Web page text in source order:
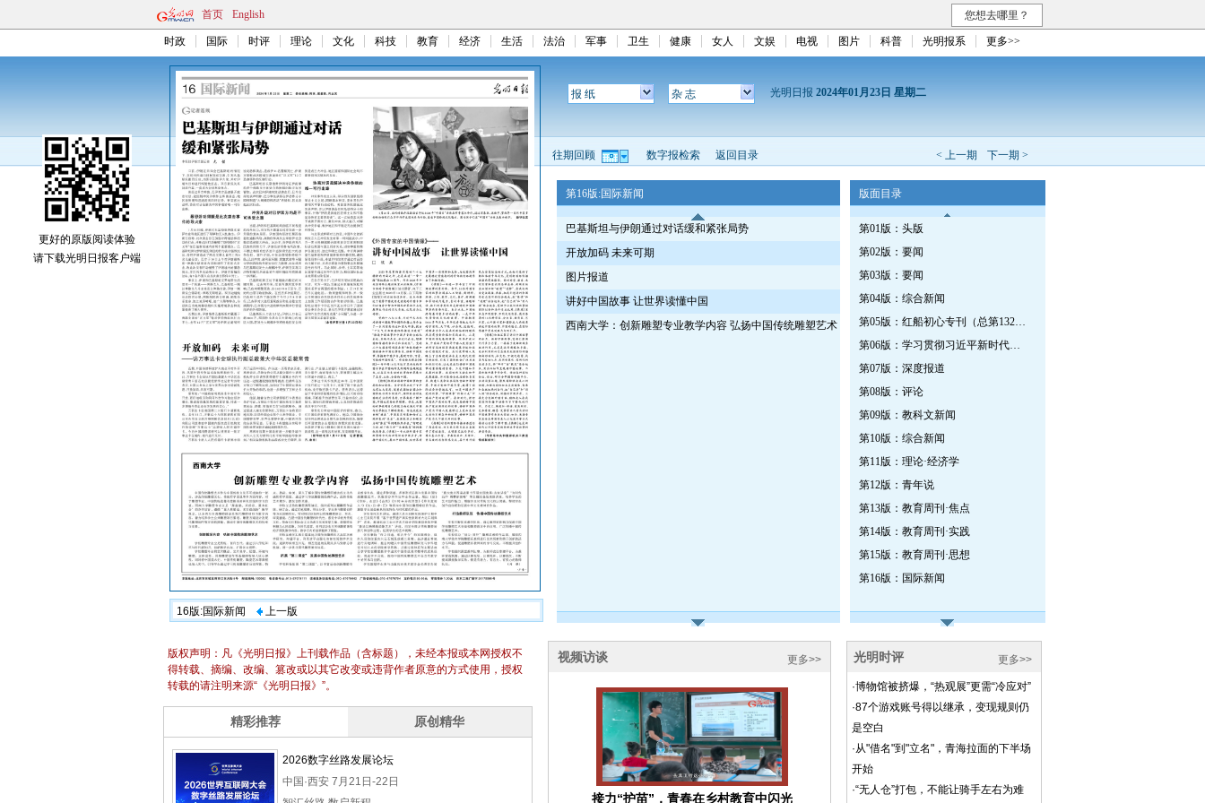
首页 English 您想去哪里？
时政 国际 时评 理论 文化 科技 教育 经济 生活 法治 军事 卫生 健康 女人 文娱 电视 图片 科普 光明报系 更多>>
16版:国际新闻 上一版
报 纸 杂 志 光明日报 2024年01月23日 星期二
< 上一期 下一期 >
往期回顾 数字报检索 返回目录
第16版:国际新闻
巴基斯坦与伊朗通过对话缓和紧张局势
开放加码 未来可期
图片报道
讲好中国故事 让世界读懂中国
西南大学：创新雕塑专业教学内容 弘扬中国传统雕塑艺术
版面目录
第01版：头版
第02版：要闻
第03版：要闻
第04版：综合新闻
第05版：红船初心专刊（总第1326期）
第06版：学习贯彻习近平新时代中国特色社会主义思想专刊
第07版：深度报道
第08版：评论
第09版：教科文新闻
第10版：综合新闻
第11版：理论·经济学
第12版：青年说
第13版：教育周刊·焦点
第14版：教育周刊·实践
第15版：教育周刊·思想
第16版：国际新闻
更好的原版阅读体验
请下载光明日报客户端